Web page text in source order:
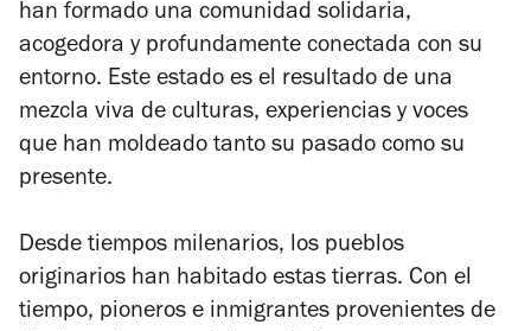
han formado una comunidad solidaria,
acogedora y profundamente conectada con su
entorno. Este estado es el resultado de una
mezcla viva de culturas, experiencias y voces
que han moldeado tanto su pasado como su
presente.
Desde tiempos milenarios, los pueblos
originarios han habitado estas tierras. Con el
tiempo, pioneros e inmigrantes provenientes de